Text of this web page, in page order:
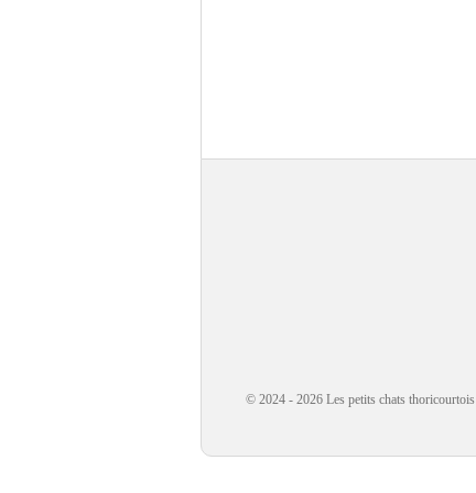
© 2024 - 2026 Les petits chats thoricourtois